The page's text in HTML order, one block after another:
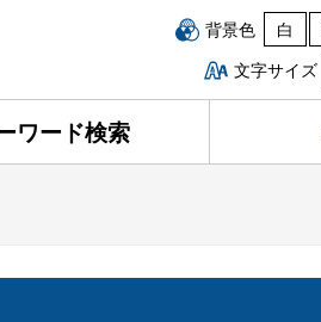
背景色 白
文字サイズ
ワード検索